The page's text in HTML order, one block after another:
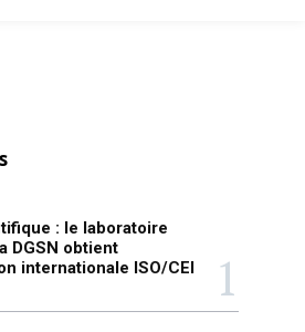
: le laboratoire
DGSN obtient
internationale ISO/CEI